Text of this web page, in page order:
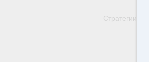
Стратегии